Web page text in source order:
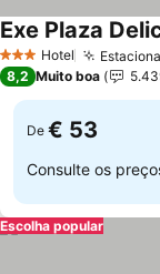
3 EstrelasHotel
Exe Plaza
8,2 Muito boa
De € 53
Consulte os
Escolha popular